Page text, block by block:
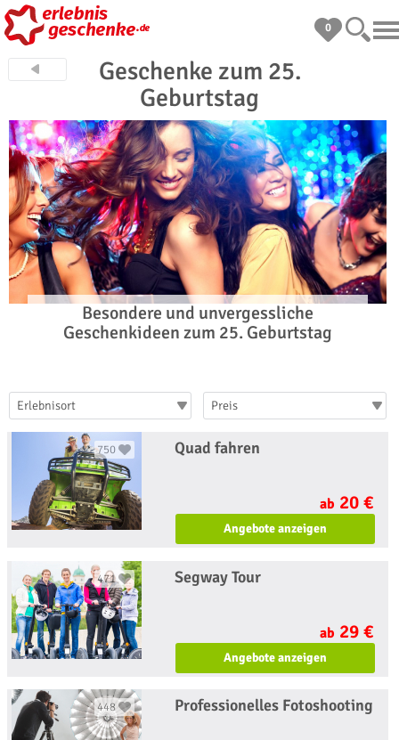
0
Geschenke zum 25.
Geburtstag
Besondere und unvergessliche
Geschenkideen zum 25. Geburtstag
Erlebnisort Preis
750 Quad fahren
ab 20 €
Angebote anzeigen
471 Segway Tour
ab 29 €
Angebote anzeigen
448 Professionelles Fotoshooting